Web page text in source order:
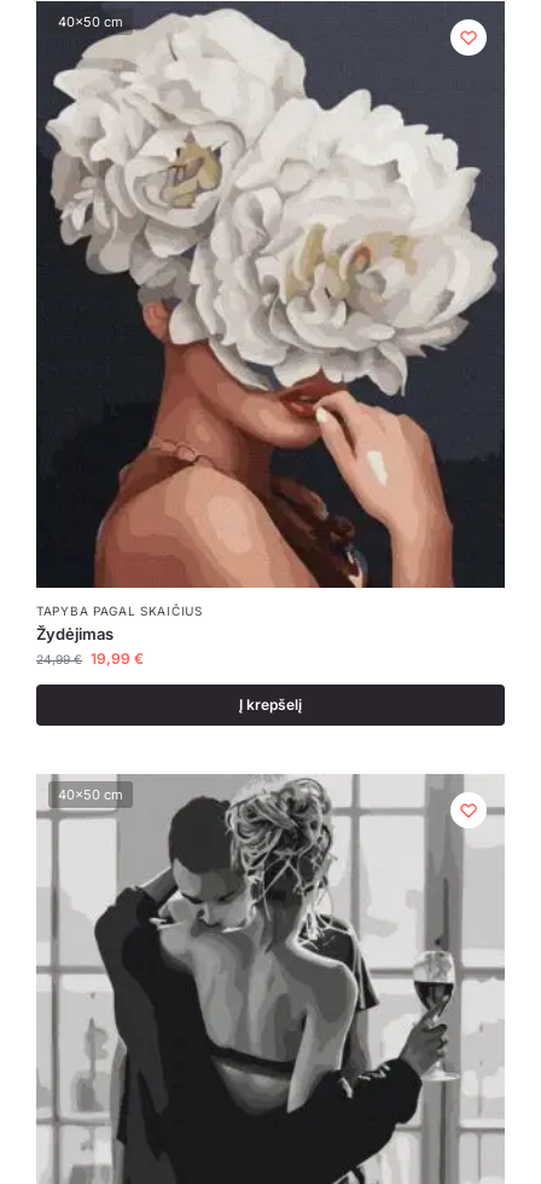
40x50 cm
TAPYBA PAGAL SKAIČIUS
Žydėjimas
24,99€ 19,99 €
Į krepšelį
40x50 cm